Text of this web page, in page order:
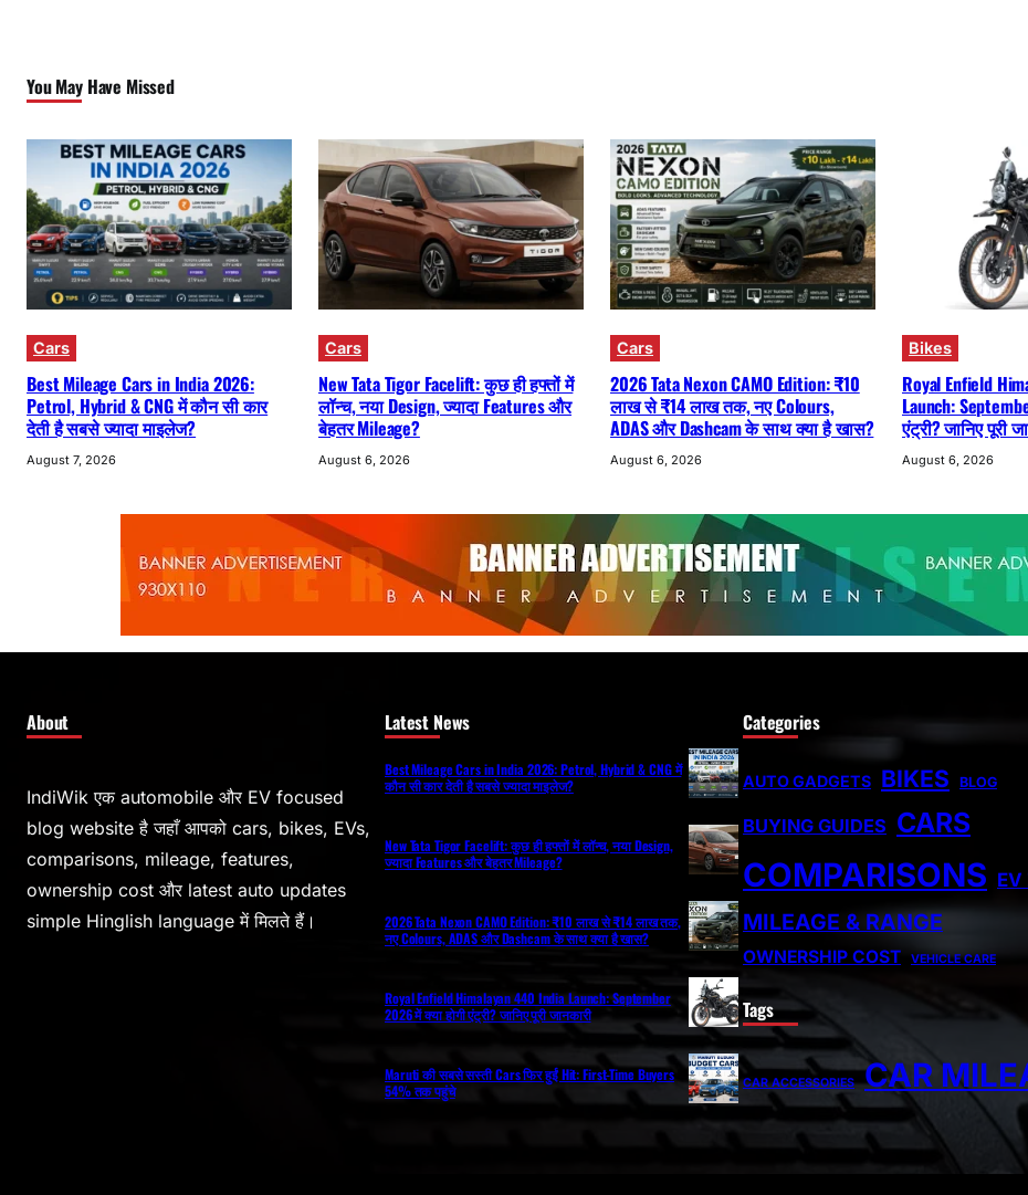
You May Have Missed
Cars
Best Mileage Cars in India 2026:
Petrol, Hybrid & CNG में कौन सी कार
देती है सबसे ज्यादा माइलेज?
August 7, 2026
Cars
New Tata Tigor Facelift: कुछ ही हफ्तों में
लॉन्च, नया Design, ज्यादा Features और
बेहतर Mileage?
August 6, 2026
Cars
2026 Tata Nexon CAMO Edition: ₹10
लाख से ₹14 लाख तक, नए Colours,
ADAS और Dashcam के साथ क्या है खास?
August 6, 2026
Bikes
Royal Enfield
Launch:
एंट्री? जानिए पूरी
August 6, 2026
About
IndiWik एक automobile और EV focused
blog website है जहाँ आपको cars, bikes, EVs,
comparisons, mileage, features,
ownership cost और latest auto updates
simple Hinglish language में मिलते हैं।
Latest News
Best Mileage Cars in India 2026: Petrol, Hybrid & CNG में
कौन सी कार देती है सबसे ज्यादा माइलेज?
New Tata Tigor Facelift: कुछ ही हफ्तों में लॉन्च, नया Design,
ज्यादा Features और बेहतर Mileage?
2026 Tata Nexon CAMO Edition: ₹10 लाख से ₹14 लाख तक,
नए Colours, ADAS और Dashcam के साथ क्या है खास?
Royal Enfield Himalayan 440 India Launch: September
2026 में क्या होगी एंट्री? जानिए पूरी जानकारी
Maruti की सबसे सस्ती Cars फिर हुईं Hit: First-Time Buyers
54% तक पहुंचे
Categories
AUTO GADGETS BIKES BLOG
BUYING GUIDES CARS
COMPARISONS EV
MILEAGE & RANGE
OWNERSHIP COST VEHICLE CARE
Tags
CAR ACCESSORIES CAR